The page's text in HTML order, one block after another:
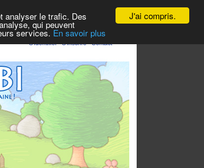
J'ai compris.
analyser le trafic. Des
qui peuvent
services. En savoir plus
S'identifier -S'inscrire -Contact